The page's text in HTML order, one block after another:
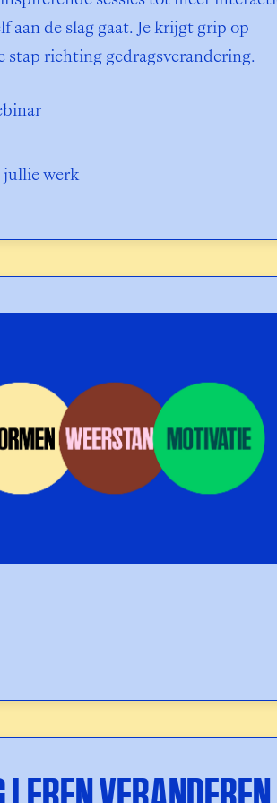
aan de slag gaat. Je krijgt grip op
stap richting gedragsverandering.
jullie werk